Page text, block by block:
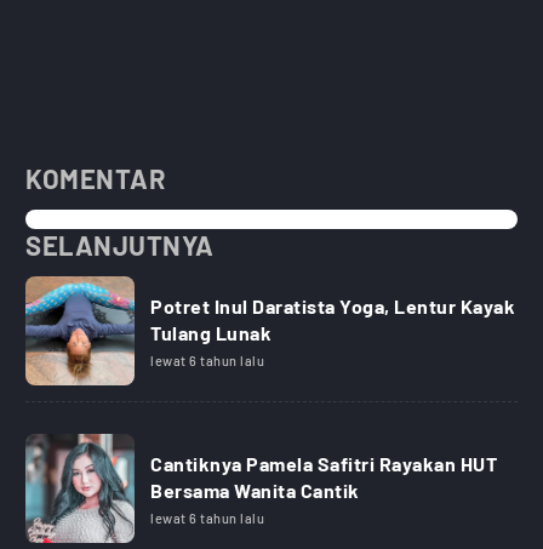
KOMENTAR
SELANJUTNYA
Potret Inul Daratista Yoga, Lentur Kayak
Tulang Lunak
lewat 6 tahun lalu
Cantiknya Pamela Safitri Rayakan HUT
Bersama Wanita Cantik
lewat 6 tahun lalu